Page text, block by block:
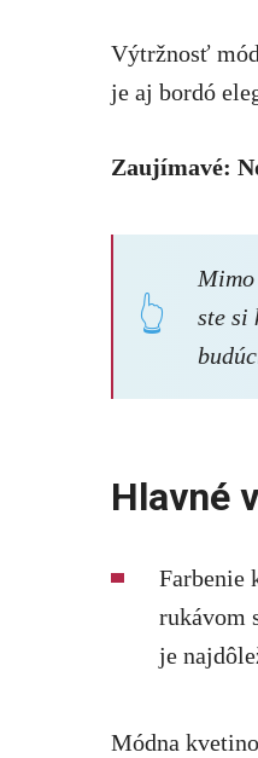
Výtržnosť
je aj bordó
Zaujímavé:
ste si
Hlavné
Farbenie
rukávom
je
Módna